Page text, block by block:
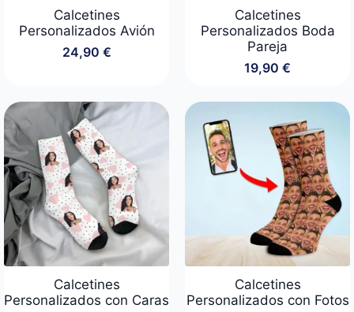
Calcetines
Personalizados Avión
24,90 €
Calcetines
Personalizados Boda
Pareja
19,90 €
Calcetines
Personalizados con Caras
Calcetines
Personalizados con Fotos